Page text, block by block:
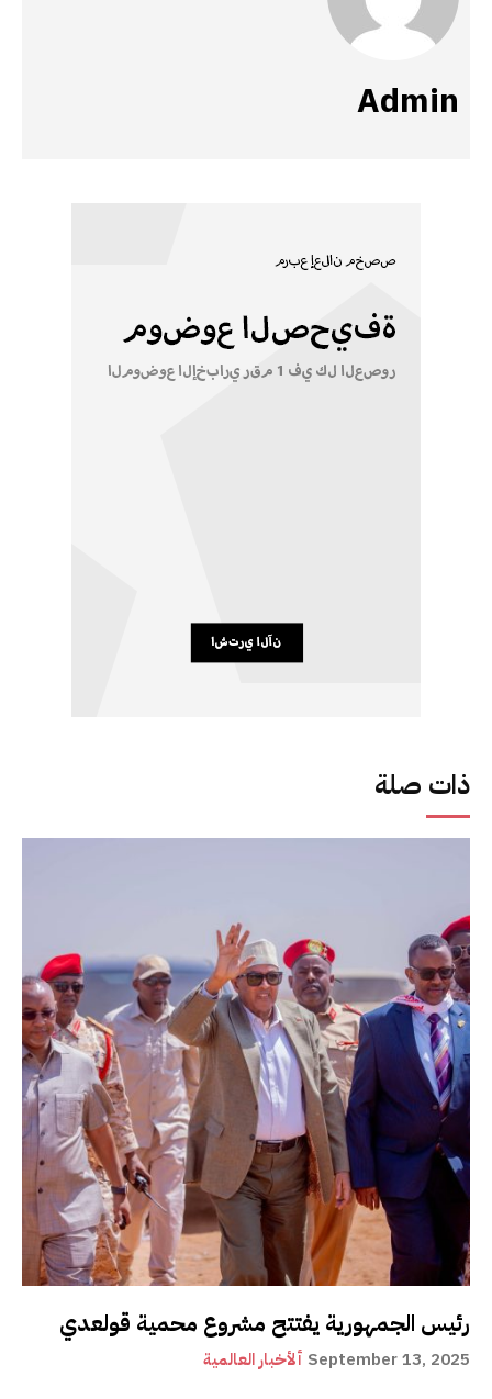
ذات صلة
رئيس الجمهورية يفتتح مشروع محمية قولعدي
ألأخبار العالمية September 13, 2025
Admin